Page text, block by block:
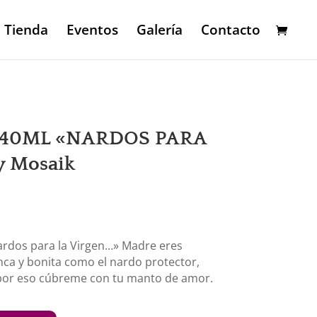
Tienda Eventos Galería Contacto
«NARDOS PARA
Mosaik
para la Virgen…» Madre eres
y bonita como el nardo protector,
eso cúbreme con tu manto de amor.